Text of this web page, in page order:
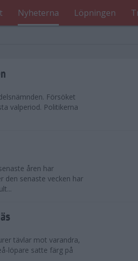
Nyheterna Löpningen
Försöket
valperiod. Politikerna
åren har
den senaste vecken har
tävlar mot varandra,
löpare satte färg på